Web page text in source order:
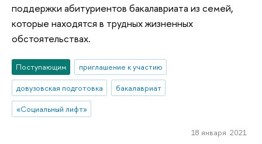
поддержки абитуриентов бакалавриата из семей,
которые находятся в трудных жизненных
обстоятельствах.
Поступающим
приглашение к участию
довузовская подготовка
бакалавриат
«Социальный лифт»
18 января 2021